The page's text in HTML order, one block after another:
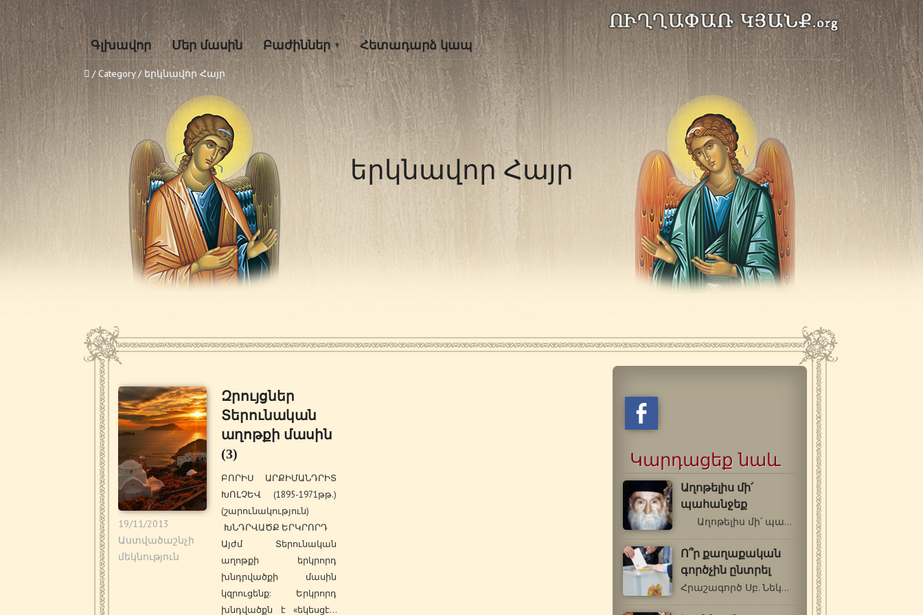
Գլխավոր Մեր մասին Բաժիններ Հետադարձ կապ
/ Category / երկնավոր Հայր
երկնավոր Հայր
19/11/2013
Աստվածաշնչի
մեկնություն
Զրույցներ
Տերունական
աղոթքի մասին
(3)
ԲՈՐԻՍ ԱՐՔԻՄԱՆԴՐԻՏ
ԽՈԼՉԵՎ (1895-1971թթ.)
(շարունակություն)
ԽՆԴՐՎԱԾՔ ԵՐԿՐՈՐԴ
Այժմ Տերունական
աղոթքի երկրորդ
խնդրվածքի մասին
կզրուցենք: Երկրորդ
խնդվածքն է «եկեսցէ…
Կարդացեք նաև
Աղոթելիս մի՛
պահանջեք
Աղոթելիս մի՛ պահանջեք… …
Ո՞ր քաղաքական
գործչին ընտրել
Հրաշագործ Սբ. Նեկտարիոս Պենդապոլսեցի…